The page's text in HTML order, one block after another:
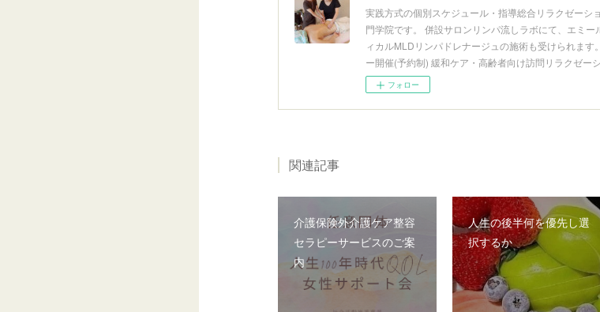
実践方式の個別スケジュール・指導総合リラクゼーシ
門学院です。 併設サロンリンパ流しラボにて、エミ
ィカルMLDリンパドレナージュの施術も受けられま
ー開催(予約制) 緩和ケア・高齢者向け訪問リラクゼー
フォロー
関連記事
介護保険外介護ケア整容
セラピーサービスのご案
内
人生の後半何を優先し選
択するか